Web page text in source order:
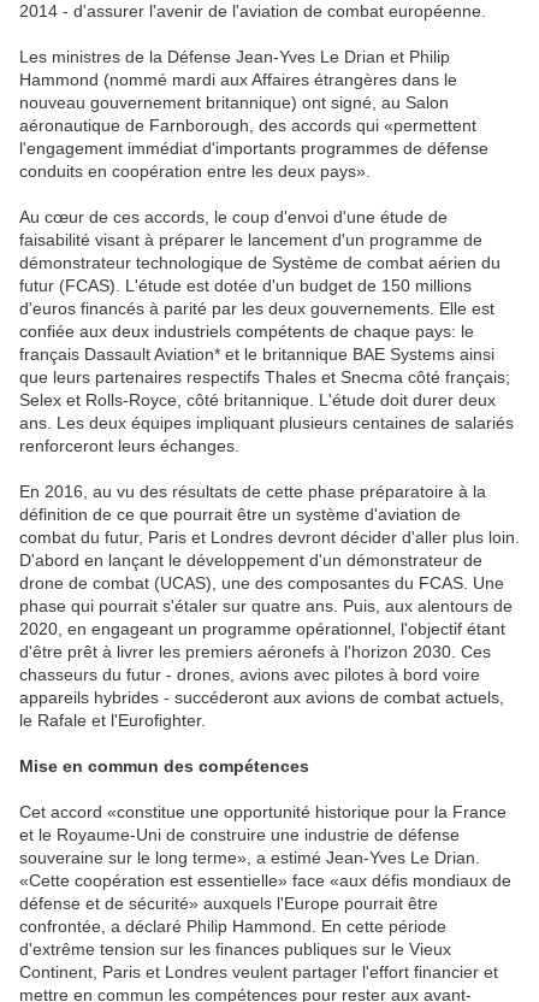
2014 - d'assurer l'avenir de l'aviation de combat européenne.
Les ministres de la Défense Jean-Yves Le Drian et Philip
Hammond (nommé mardi aux Affaires étrangères dans le
nouveau gouvernement britannique) ont signé, au Salon
aéronautique de Farnborough, des accords qui «permettent
l'engagement immédiat d'importants programmes de défense
conduits en coopération entre les deux pays».
Au cœur de ces accords, le coup d'envoi d'une étude de
faisabilité visant à préparer le lancement d'un programme de
démonstrateur technologique de Système de combat aérien du
futur (FCAS). L'étude est dotée d'un budget de 150 millions
d'euros financés à parité par les deux gouvernements. Elle est
confiée aux deux industriels compétents de chaque pays: le
français Dassault Aviation* et le britannique BAE Systems ainsi
que leurs partenaires respectifs Thales et Snecma côté français;
Selex et Rolls-Royce, côté britannique. L'étude doit durer deux
ans. Les deux équipes impliquant plusieurs centaines de salariés
renforceront leurs échanges.
En 2016, au vu des résultats de cette phase préparatoire à la
définition de ce que pourrait être un système d'aviation de
combat du futur, Paris et Londres devront décider d'aller plus loin.
D'abord en lançant le développement d'un démonstrateur de
drone de combat (UCAS), une des composantes du FCAS. Une
phase qui pourrait s'étaler sur quatre ans. Puis, aux alentours de
2020, en engageant un programme opérationnel, l'objectif étant
d'être prêt à livrer les premiers aéronefs à l'horizon 2030. Ces
chasseurs du futur - drones, avions avec pilotes à bord voire
appareils hybrides - succéderont aux avions de combat actuels,
le Rafale et l'Eurofighter.
Mise en commun des compétences
Cet accord «constitue une opportunité historique pour la France
et le Royaume-Uni de construire une industrie de défense
souveraine sur le long terme», a estimé Jean-Yves Le Drian.
«Cette coopération est essentielle» face «aux défis mondiaux de
défense et de sécurité» auxquels l'Europe pourrait être
confrontée, a déclaré Philip Hammond. En cette période
d'extrême tension sur les finances publiques sur le Vieux
Continent, Paris et Londres veulent partager l'effort financier et
mettre en commun les compétences pour rester aux avant-